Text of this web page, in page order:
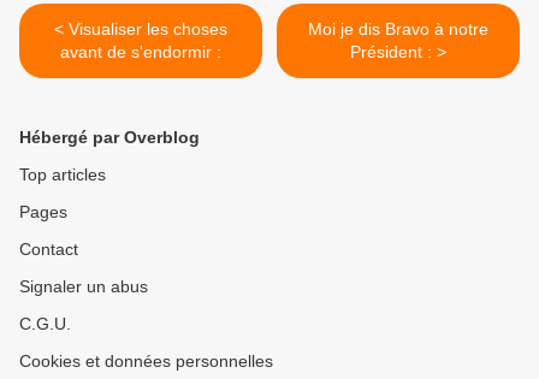
< Visualiser les choses
avant de s'endormir :
Moi je dis Bravo à notre
Président : >
Hébergé par Overblog
Top articles
Pages
Contact
Signaler un abus
C.G.U.
Cookies et données personnelles